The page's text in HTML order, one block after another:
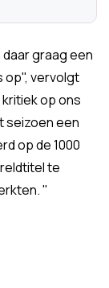
graag een
op", vervolgt
op ons
seizoen een
op de 1000
te
"